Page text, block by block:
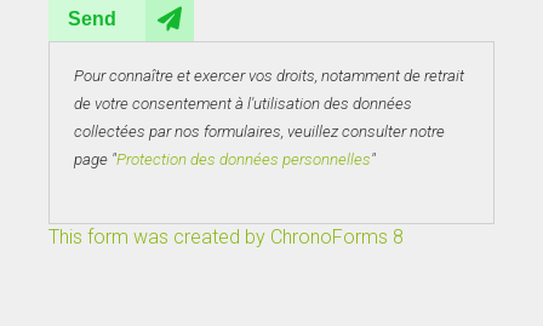
Send
Pour connaître et exercer vos droits, notamment de retrait
de votre consentement à l'utilisation des données
collectées par nos formulaires, veuillez consulter notre
page "Protection des données personnelles"
This form was created by ChronoForms 8